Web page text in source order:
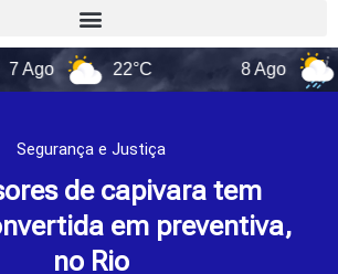
22°C 17°C
Segurança e Justiça
de capivara tem
em preventiva,
no Rio